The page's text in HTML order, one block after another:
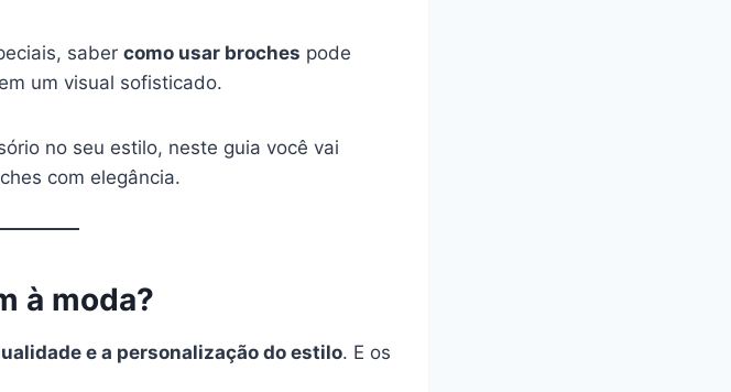
saber como usar broches pode
um visual sofisticado.
no seu estilo, neste guia você vai
com elegância.
à moda?
e a personalização do estilo. E os